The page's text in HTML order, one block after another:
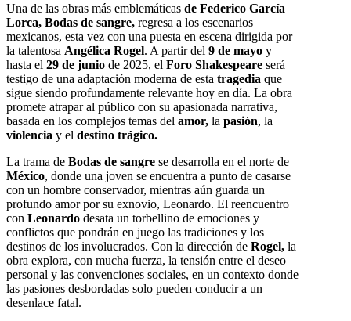
Una de las obras más emblemáticas de Federico García
Lorca, Bodas de sangre, regresa a los escenarios
mexicanos, esta vez con una puesta en escena dirigida por
la talentosa Angélica Rogel. A partir del 9 de mayo y
hasta el 29 de junio de 2025, el Foro Shakespeare será
testigo de una adaptación moderna de esta tragedia que
sigue siendo profundamente relevante hoy en día. La obra
promete atrapar al público con su apasionada narrativa,
basada en los complejos temas del amor, la pasión, la
violencia y el destino trágico.
La trama de Bodas de sangre se desarrolla en el norte de
México, donde una joven se encuentra a punto de casarse
con un hombre conservador, mientras aún guarda un
profundo amor por su exnovio, Leonardo. El reencuentro
con Leonardo desata un torbellino de emociones y
conflictos que pondrán en juego las tradiciones y los
destinos de los involucrados. Con la dirección de Rogel, la
obra explora, con mucha fuerza, la tensión entre el deseo
personal y las convenciones sociales, en un contexto donde
las pasiones desbordadas solo pueden conducir a un
desenlace fatal.